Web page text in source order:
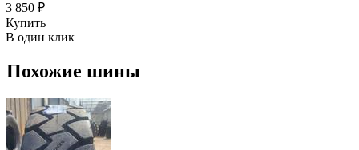
3 850 ₽
Купить
В один клик
Похожие шины